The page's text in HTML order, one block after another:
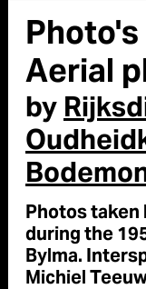
Aerial
by
Photos
during the
Bylma.
Michiel